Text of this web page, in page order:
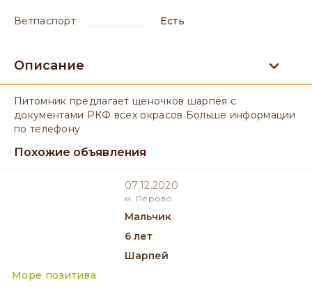
ветпаспорт есть
Описание
Питомник предлагает щеночков шарпея с
документами РКФ всех окрасов Больше информации
по телефону
Похожие объявления
07.12.2020
м. Перово
мальчик
6 лет
Шарпей
Море позитива